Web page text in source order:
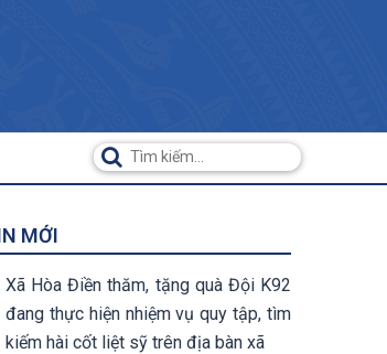
MỚI
Xã Hòa Điền thăm, tặng quà Đội K92
đang thực hiện nhiệm vụ quy tập, tìm
kiếm hài cốt liệt sỹ trên địa bàn xã